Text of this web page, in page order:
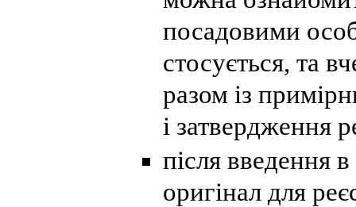
посадовими
стосується, та
разом із
і затвердження
після введення
оригінал для